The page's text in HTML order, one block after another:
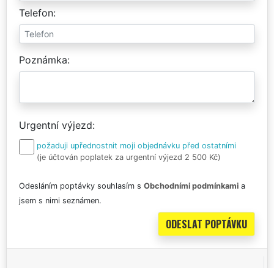
Telefon
Poznámka
Urgentní výjezd
požaduji upřednostnit moji objednávku před ostatními
(je účtován poplatek za urgentní výjezd 2 500 Kč)
Odesláním poptávky souhlasím s Obchodními podmínkami a
jsem s nimi seznámen.